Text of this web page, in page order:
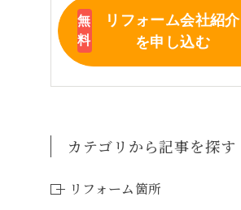
リフォーム会社紹介
を申し込む
カテゴリから記事を探す
リフォーム箇所